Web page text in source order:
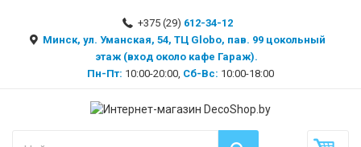
+375 (29) 612-34-12
Минск, ул. Уманская, 54, ТЦ Globo, пав. 99 цокольный
этаж (вход около кафе Гараж).
Пн-Пт: 10:00-20:00, Сб-Вс: 10:00-18:00